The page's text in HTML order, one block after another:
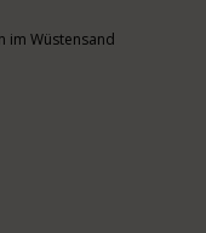
im Wüstensand